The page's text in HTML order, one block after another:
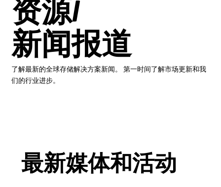
资源/
新闻报道
了解最新的全球存储解决方案新闻。 第一时间了解市场更新和我
们的行业进步。
最新媒体和活动